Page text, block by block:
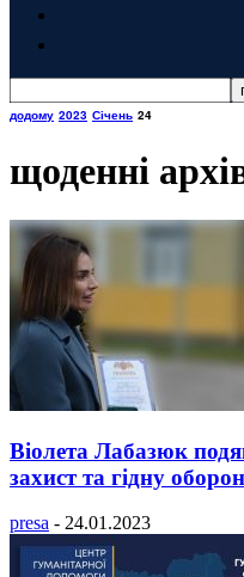
додому 2023 Січень 24
щоденні
Віолета Лабазюк
захист та гідну
presa - 24.01.2023